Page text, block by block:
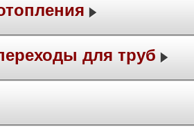
для труб